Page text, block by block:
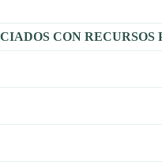
CON RECURSOS